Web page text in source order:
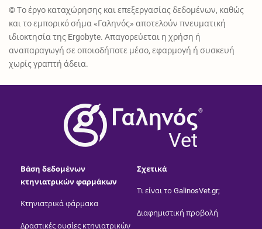
© Το έργο καταχώρησης και επεξεργασίας δεδομένων, καθώς
και το εμπορικό σήμα «Γαληνός» αποτελούν πνευματική
ιδιοκτησία της Ergobyte. Απαγορεύεται η χρήση ή
αναπαραγωγή σε οποιοδήποτε μέσο, εφαρμογή ή συσκευή
χωρίς γραπτή άδεια.
®
Vet
Βάση δεδομένων
κτηνιατρικών φαρμάκων
Κτηνιατρικά φάρμακα
Δραστικές ουσίες κτηνιατρικών
Σχετικά
Τι είναι το GalinosVet.gr;
Διαφημιστική προβολή